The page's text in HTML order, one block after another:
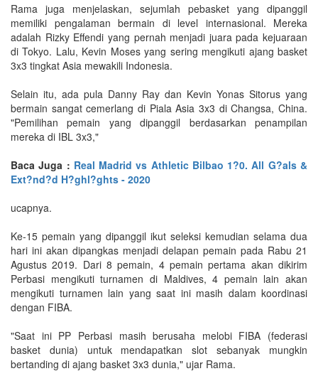
Rama juga menjelaskan, sejumlah pebasket yang dipanggil
memiliki pengalaman bermain di level internasional. Mereka
adalah Rizky Effendi yang pernah menjadi juara pada kejuaraan
di Tokyo. Lalu, Kevin Moses yang sering mengikuti ajang basket
3x3 tingkat Asia mewakili Indonesia.
Selain itu, ada pula Danny Ray dan Kevin Yonas Sitorus yang
bermain sangat cemerlang di Piala Asia 3x3 di Changsa, China.
"Pemilihan pemain yang dipanggil berdasarkan penampilan
mereka di IBL 3x3,"
Baca Juga : Real Madrid vs Athletic Bilbao 1?0. All G?als &
Ext?nd?d H?ghl?ghts - 2020
ucapnya.
Ke-15 pemain yang dipanggil ikut seleksi kemudian selama dua
hari ini akan dipangkas menjadi delapan pemain pada Rabu 21
Agustus 2019. Dari 8 pemain, 4 pemain pertama akan dikirim
Perbasi mengikuti turnamen di Maldives, 4 pemain lain akan
mengikuti turnamen lain yang saat ini masih dalam koordinasi
dengan FIBA.
"Saat ini PP Perbasi masih berusaha melobi FIBA (federasi
basket dunia) untuk mendapatkan slot sebanyak mungkin
bertanding di ajang basket 3x3 dunia," ujar Rama.